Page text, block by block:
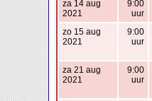
za 14 aug
2021
9:00
uur
zo 15 aug
2021
9:00
uur
za 21 aug
2021
9:00
uur